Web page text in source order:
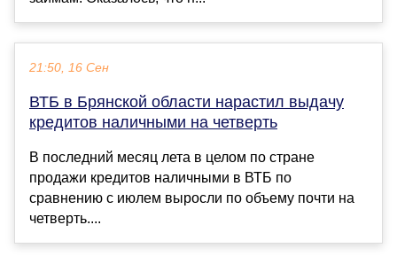
21:50, 16 Сен
ВТБ в Брянской области нарастил выдачу
кредитов наличными на четверть
В последний месяц лета в целом по стране
продажи кредитов наличными в ВТБ по
сравнению с июлем выросли по объему почти на
четверть....